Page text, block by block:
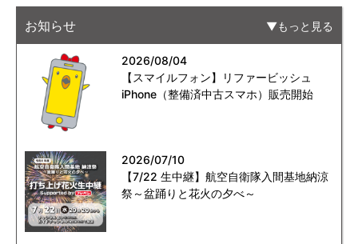
お知らせ もっと見る
2026/08/04
【スマイルフォン】リファービッシュ
iPhone（整備済中古スマホ）販売開始
2026/07/10
【7/22 生中継】航空自衛隊入間基地納涼
祭～盆踊りと花火の夕べ～